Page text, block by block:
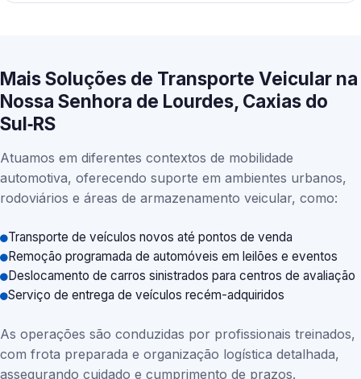
Mais Soluções de Transporte Veicular na
Nossa Senhora de Lourdes, Caxias do
Sul‑RS
Atuamos em diferentes contextos de mobilidade
automotiva, oferecendo suporte em ambientes urbanos,
rodoviários e áreas de armazenamento veicular, como:
Transporte de veículos novos até pontos de venda
Remoção programada de automóveis em leilões e eventos
Deslocamento de carros sinistrados para centros de avaliação
Serviço de entrega de veículos recém-adquiridos
As operações são conduzidas por profissionais treinados,
com frota preparada e organização logística detalhada,
assegurando cuidado e cumprimento de prazos.